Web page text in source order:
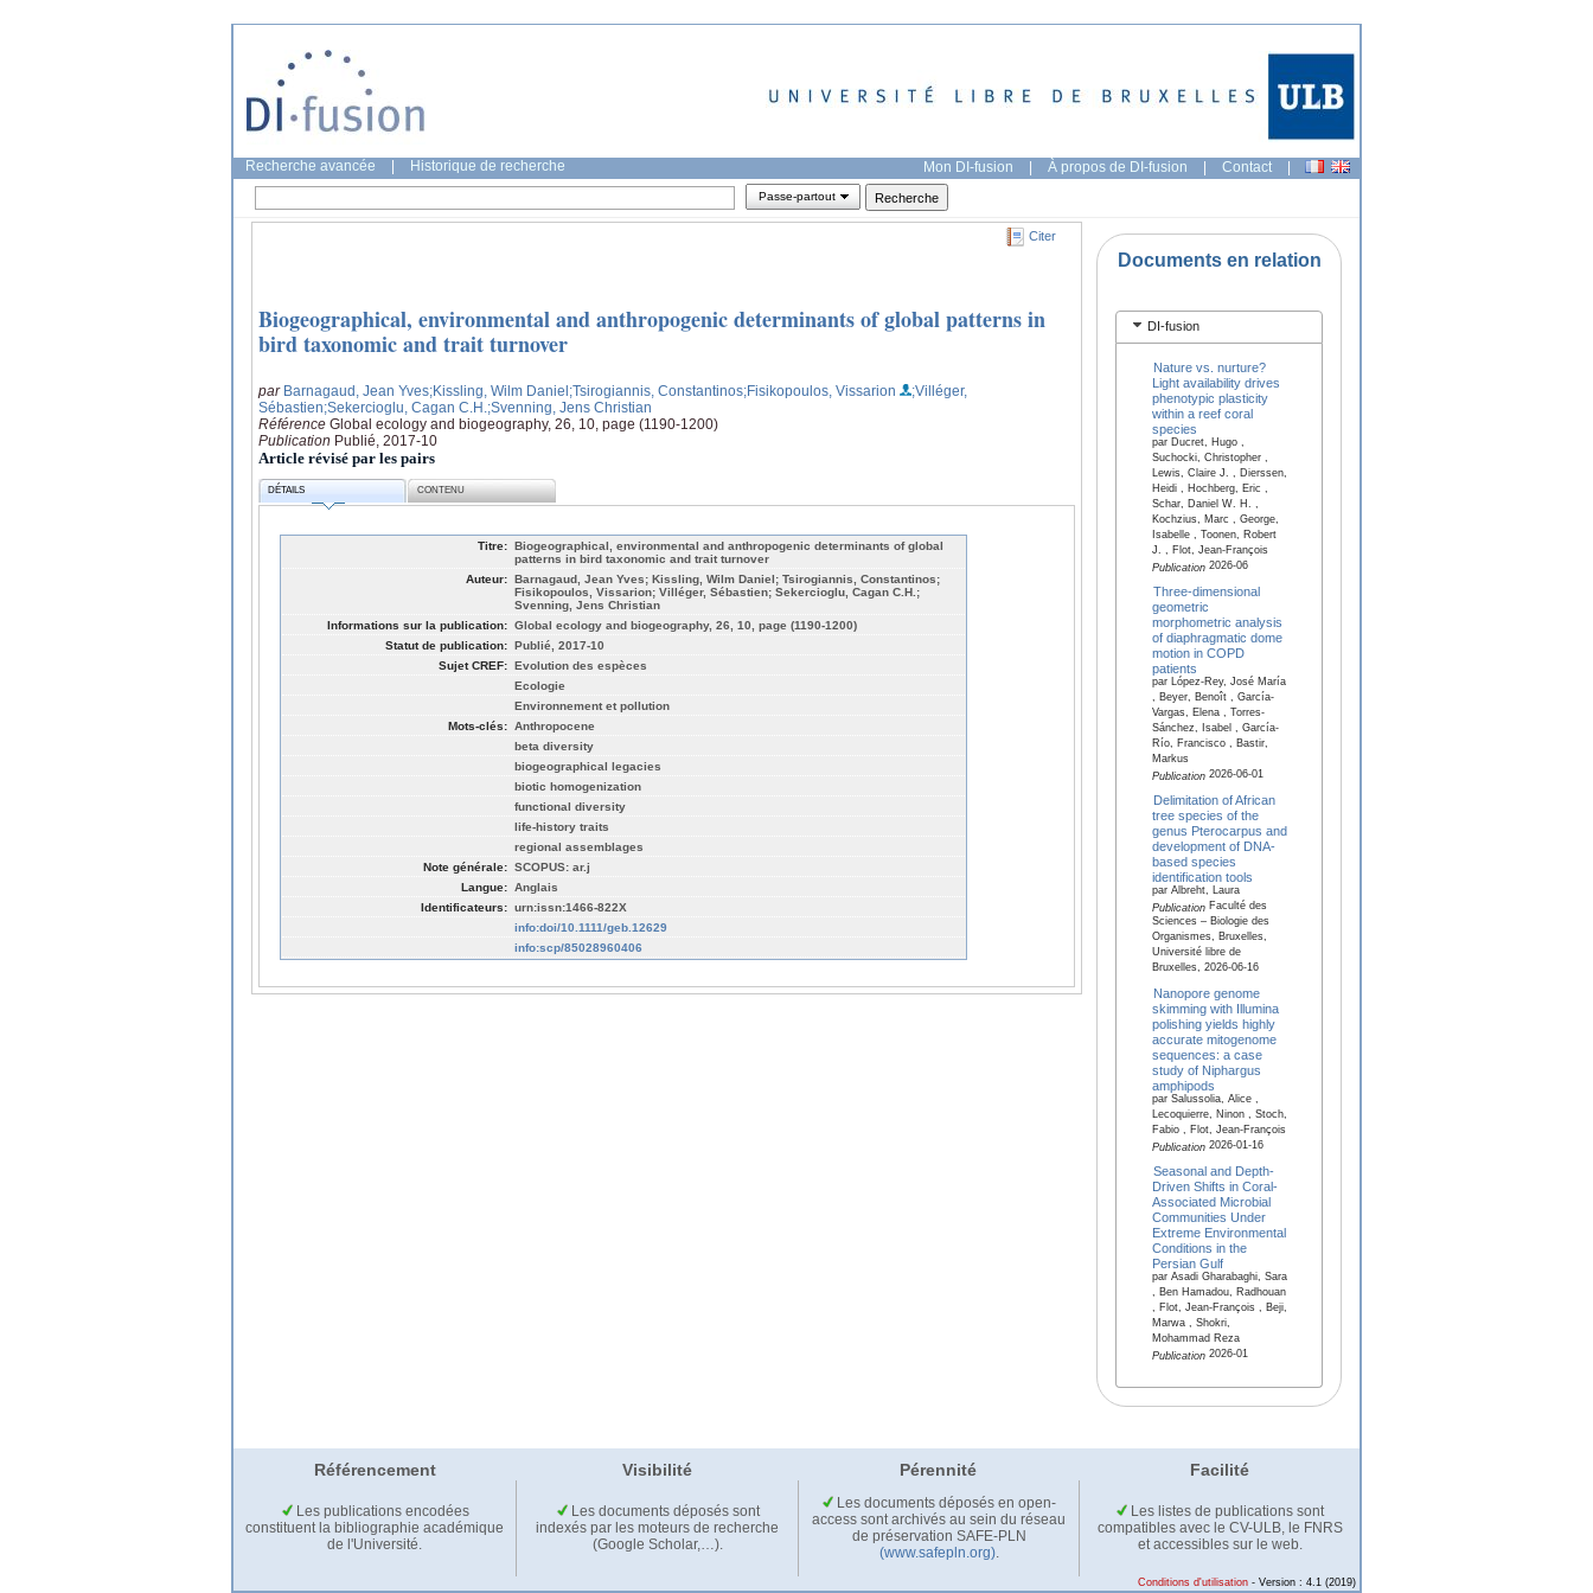
Recherche avancée Historique de recherche Mon DI-fusion | À propos de DI-fusion | Contact |
Passe-partout
Citer
Biogeographical, environmental and anthropogenic determinants of global patterns in
bird taxonomic and trait turnover
par Barnagaud, Jean Yves;Kissling, Wilm Daniel;Tsirogiannis, Constantinos;Fisikopoulos, Vissarion
;Villéger,
Sébastien;Sekercioglu, Cagan C.H. ;Svenning, Jens Christian
Référence Global ecology and biogeography, 26, 10, page (1190-1200)
Publication Publié, 2017-10
Article révisé par les pairs
DÉTAILS CONTENU
Titre: Biogeographical, environmental and anthropogenic determinants of global
patterns in bird taxonomic and trait turnover
Auteur: Barnagaud, Jean Yves; Kissling, Wilm Daniel; Tsirogiannis, Constantinos;
Fisikopoulos, Vissarion; Villéger, Sébastien; Sekercioglu, Cagan C.H.;
Svenning, Jens Christian
Informations sur la publication: Global ecology and biogeography, 26, 10, page (1190-1200)
Statut de publication: Publié, 2017-10
Sujet CREF: Evolution des espèces
Ecologie
Environnement et pollution
Mots-clés: Anthropocene
beta diversity
biogeographical legacies
biotic homogenization
functional diversity
life-history traits
regional assemblages
Note générale: SCOPUS: ar.j
Langue: Anglais
Identificateurs: urn:issn:1466-822X
info:doi/10.1111/geb.12629
info:scp/85028960406
Documents en relation
DI-fusion
Nature vs. nurture?
Light availability drives
phenotypic plasticity
within a reef coral
species
par Ducret, Hugo ,
Suchocki, Christopher ,
Lewis, Claire J. , Dierssen,
Heidi , Hochberg, Eric ,
Schar, Daniel W. H. ,
Kochzius, Marc , George,
Isabelle , Toonen, Robert
J. , Flot, Jean-François
Publication2026-06
Three-dimensional
geometric
morphometric analysis
of diaphragmatic dome
motion in COPD
patients
par López-Rey, José María
, Beyer, Benoît , García-
Vargas, Elena , Torres-
Sánchez, Isabel , García-
Río, Francisco , Bastir,
Markus
Publication2026-06-01
Delimitation of African
tree species of the
genus Pterocarpus and
development of DNA-
based species
identification tools
par Albreht, Laura
PublicationFaculté des
Sciences – Biologie des
Organismes, Bruxelles,
Université libre de
Bruxelles, 2026-06-16
Nanopore genome
skimming with Illumina
polishing yields highly
accurate mitogenome
sequences: a case
study of Niphargus
amphipods
par Salussolia, Alice ,
Lecoquierre, Ninon , Stoch,
Fabio , Flot, Jean-François
Publication2026-01-16
Seasonal and Depth-
Driven Shifts in Coral-
Associated Microbial
Communities Under
Extreme Environmental
Conditions in the
Persian Gulf
par Asadi Gharabaghi, Sara
, Ben Hamadou, Radhouan
, Flot, Jean-François , Beji,
Marwa , Shokri,
Mohammad Reza
Publication2026-01
Référencement Visibilité Pérennité Facilité
Les publications encodées
constituent la bibliographie académique
de l'Université.
Les documents déposés sont
indexés par les moteurs de recherche
(Google Scholar,…).
Les documents déposés en open-
access sont archivés au sein du réseau
de préservation SAFE-PLN
(www.safepln.org).
Les listes de publications sont
compatibles avec le CV-ULB, le FNRS
et accessibles sur le web.
Conditions d'utilisation - Version : 4.1 (2019)